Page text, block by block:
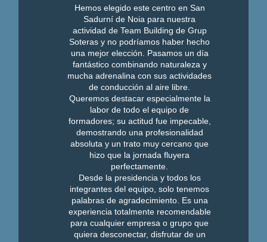
Hemos elegido este centro en San
Sadurní de Noia para nuestra
actividad de Team Building de Grup
Soteras y no podríamos haber hecho
una mejor elección. Pasamos un día
fantástico combinando naturaleza y
mucha adrenalina con sus actividades
de conducción al aire libre.
Queremos destacar especialmente la
labor de todo el equipo de
formadores; su actitud fue impecable,
demostrando una profesionalidad
absoluta y un trato muy cercano que
hizo que la jornada fluyera
perfectamente.
Desde la presidencia y todos los
integrantes del equipo, solo tenemos
palabras de agradecimiento. Es una
experiencia totalmente recomendable
para cualquier empresa o grupo que
quiera desconectar, disfrutar de un